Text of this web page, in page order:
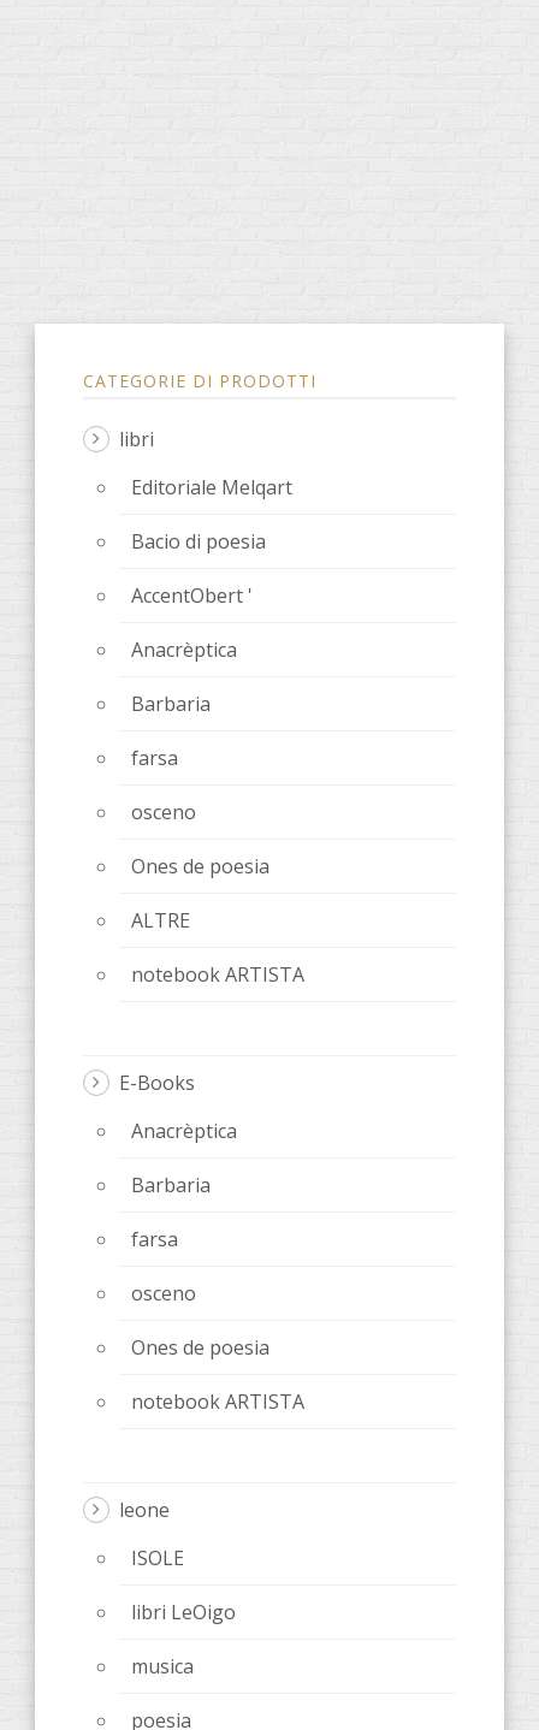
CATEGORIE DI PRODOTTI
libri
Editoriale Melqart
Bacio di poesia
AccentObert '
Anacrèptica
Barbaria
farsa
osceno
Ones de poesia
ALTRE
notebook ARTISTA
E-Books
Anacrèptica
Barbaria
farsa
osceno
Ones de poesia
notebook ARTISTA
leone
ISOLE
libri LeOigo
musica
poesia